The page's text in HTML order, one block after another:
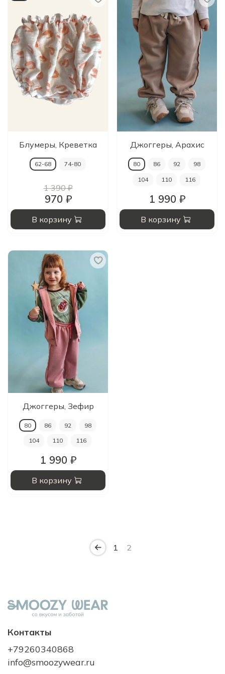
Блумеры, Креветка
62-68 74-80
1 390 ₽
970 ₽
В корзину
Джоггеры, Арахис
80 86 92 98
104 110 116
1 990 ₽
В корзину
Джоггеры, Зефир
80 86 92 98
104 110 116
1 990 ₽
В корзину
1 2
Контакты
+79260340868
info@smoozywear.ru